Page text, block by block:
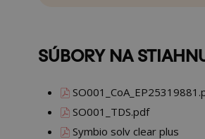
SÚBORY NA
SO001_TDS.pdf
Symbio solv clear plus